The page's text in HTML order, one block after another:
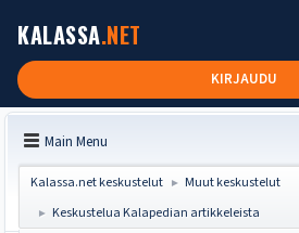
KALASSA.NET
KIRJAUDU
Main Menu
Kalassa.net keskustelut ► Muut keskustelut
► Keskustelua Kalapedian artikkeleista